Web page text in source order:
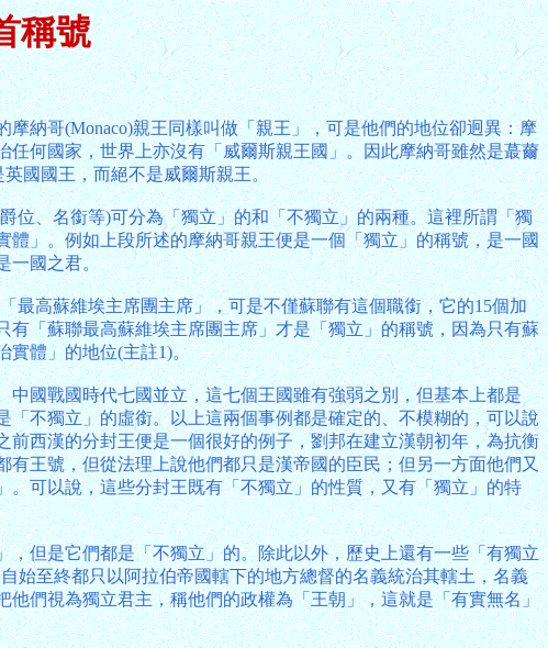
稱號
納哥(Monaco)親王同樣叫做「親王」，可是他們的地位卻迥異：摩
何國家，世界上亦沒有「威爾斯親王國」。因此摩納哥雖然是蕞薾
國國王，而絕不是威爾斯親王。
位、名銜等)可分為「獨立」的和「不獨立」的兩種。這裡所謂「獨
」。例如上段所述的摩納哥親王便是一個「獨立」的稱號，是一國
一國之君。
最高蘇維埃主席團主席」，可是不僅蘇聯有這個職銜，它的15個加
「蘇聯最高蘇維埃主席團主席」才是「獨立」的稱號，因為只有蘇
實體」的地位(主註1)。
國戰國時代七國並立，這七個王國雖有強弱之別，但基本上都是
不獨立」的虛銜。以上這兩個事例都是確定的、不模糊的，可以說
西漢的分封王便是一個很好的例子，劉邦在建立漢朝初年，為抗衡
王號，但從法理上說他們都只是漢帝國的臣民；但另一方面他們又
可以說，這些分封王既有「不獨立」的性質，又有「獨立」的特
但是它們都是「不獨立」的。除此以外，歷史上還有一些「有獨立
始至終都只以阿拉伯帝國轄下的地方總督的名義統治其轄土，名義
們視為獨立君主，稱他們的政權為「王朝」，這就是「有實無名」